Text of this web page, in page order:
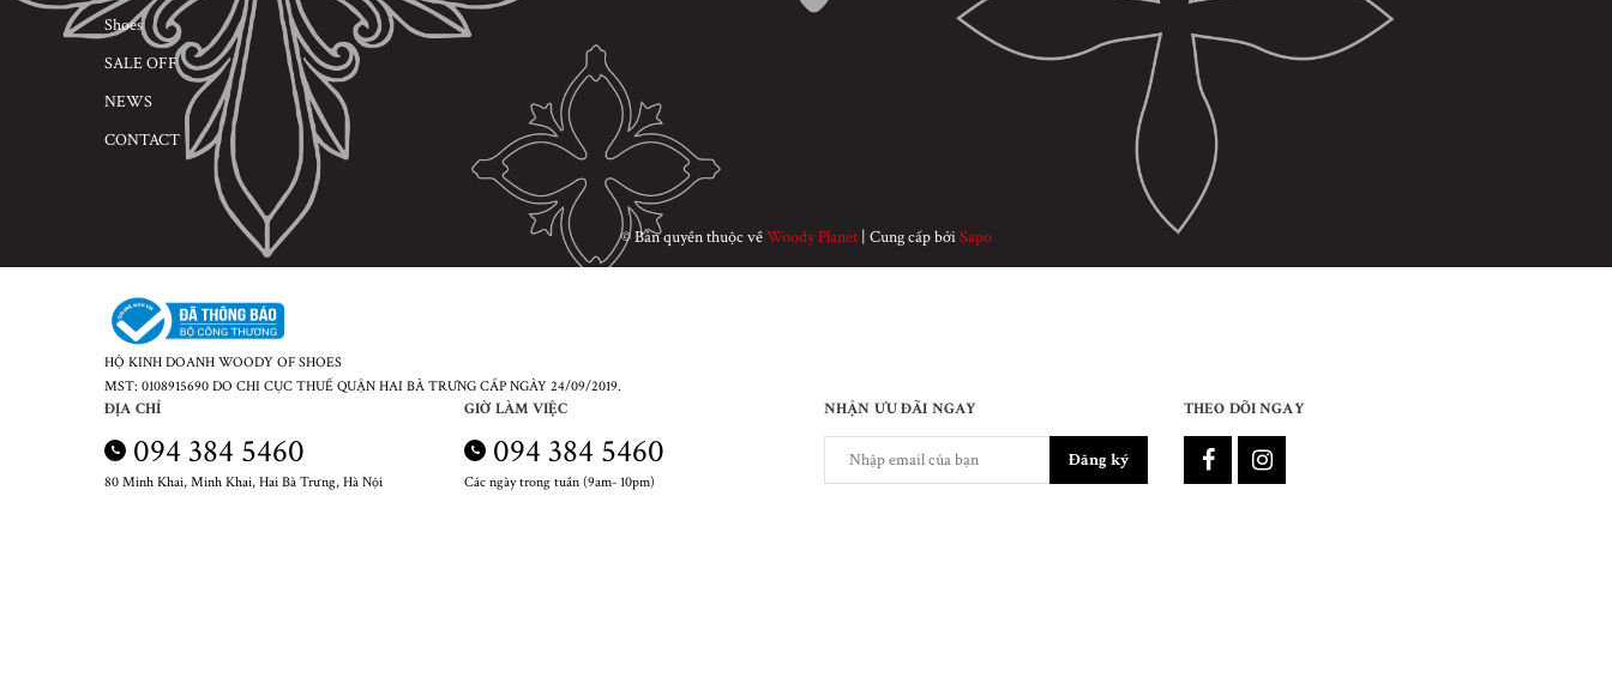
Shoes
SALE OFF
NEWS
CONTACT
© Bản quyền thuộc vềWoody Planet | Cung cấp bởiSapo
HỘ KINH DOANH WOODY OF SHOES
MST: 0108915690 DO CHI CỤC THUẾ QUẬN HAI BÀ TRƯNG CẤP NGÀY 24/09/2019.
ĐỊA CHỈ
094 384 5460
80 Minh Khai, Minh Khai, Hai Bà Trưng, Hà Nội
GIỜ LÀM VIỆC
094 384 5460
Các ngày trong tuần (9am- 10pm)
NHẬN ƯU ĐÃI NGAY
Đăng ký
THEO DÕI NGAY